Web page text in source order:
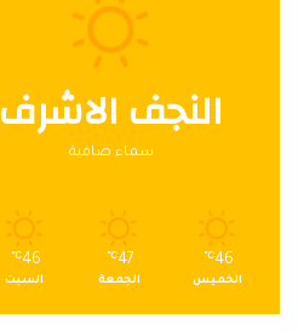
النجف الاشرف
سماء صافية
46
℃
الخميس
47
℃
الجمعة
46
℃
السبت